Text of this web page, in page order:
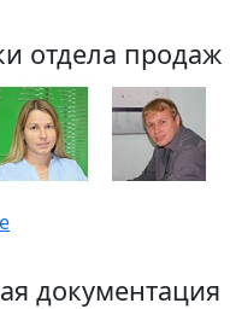
отдела продаж
документация